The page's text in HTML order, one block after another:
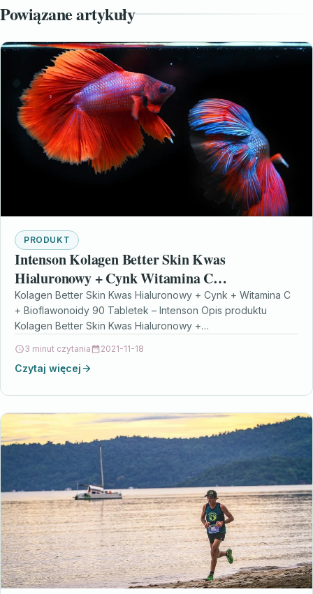
Powiązane artykuły
PRODUKT
Intenson Kolagen Better Skin Kwas
Hialuronowy + Cynk Witamina C
Bioflawonoidy 90tabl.
Kolagen Better Skin Kwas Hialuronowy + Cynk + Witamina C
+ Bioflawonoidy 90 Tabletek – Intenson Opis produktu
Kolagen Better Skin Kwas Hialuronowy +…
3 minut czytania 2021-11-18
Czytaj więcej